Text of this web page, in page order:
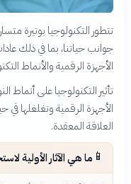
تتطور التكنولوجيا بوتيرة
جوانب حياتنا، بما في ذلك
الأجهزة الرقمية والأنماط
تأثير التكنولوجيا على
الأجهزة الرقمية وتغلغلها
العلاقة المعقدة.
📱 ما هي الآثار الأولية